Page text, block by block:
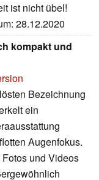
ist nicht übel!
28.12.2020
kompakt und
Bezeichnung
ein
Augenfokus.
und Videos